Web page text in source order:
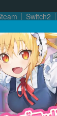
Switch2